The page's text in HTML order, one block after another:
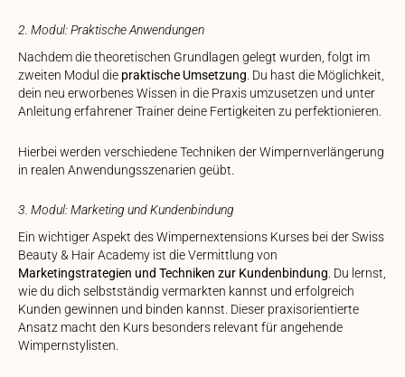
2. Modul: Praktische Anwendungen
Nachdem die theoretischen Grundlagen gelegt wurden, folgt im
zweiten Modul die praktische Umsetzung. Du hast die Möglichkeit,
dein neu erworbenes Wissen in die Praxis umzusetzen und unter
Anleitung erfahrener Trainer deine Fertigkeiten zu perfektionieren.
Hierbei werden verschiedene Techniken der Wimpernverlängerung
in realen Anwendungsszenarien geübt.
3. Modul: Marketing und Kundenbindung
Ein wichtiger Aspekt des Wimpernextensions Kurses bei der Swiss
Beauty & Hair Academy ist die Vermittlung von
Marketingstrategien und Techniken zur Kundenbindung. Du lernst,
wie du dich selbstständig vermarkten kannst und erfolgreich
Kunden gewinnen und binden kannst. Dieser praxisorientierte
Ansatz macht den Kurs besonders relevant für angehende
Wimpernstylisten.